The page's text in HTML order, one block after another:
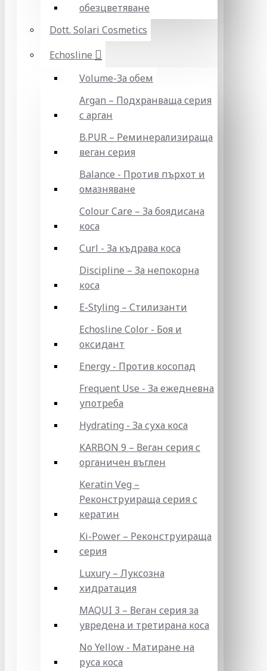
обезцветяване
Dott. Solari Cosmetics
Echosline
Volume-За обем
Argan – Подхранваща серия
с арган
B.PUR – Реминерализираща
веган серия
Balance - Против пърхот и
омазняване
Colour Care – За боядисана
коса
Curl - За къдрава коса
Discipline – За непокорна
коса
E-Styling – Стилизанти
Echosline Color - Боя и
оксидант
Energy - Против косопад
Frequent Use - За ежедневна
употреба
Hydrating - За суха коса
KARBON 9 – Веган серия с
органичен въглен
Keratin Veg –
Реконструираща серия с
кератин
Ki-Power – Реконструираща
серия
Luxury – Луксозна
хидратация
MAQUI 3 – Веган серия за
увредена и третирана коса
No Yellow - Матиране на
руса коса